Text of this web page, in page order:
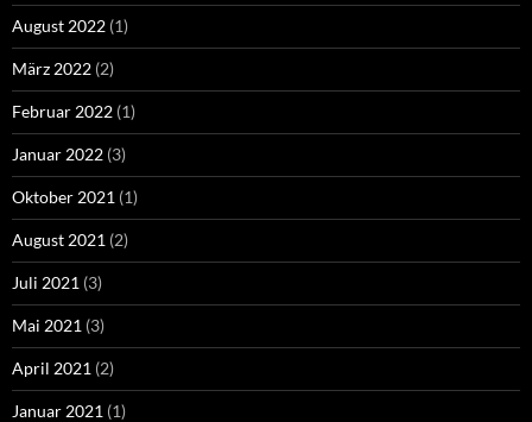
August 2022 (1)
März 2022 (2)
Februar 2022 (1)
Januar 2022 (3)
Oktober 2021 (1)
August 2021 (2)
Juli 2021 (3)
Mai 2021 (3)
April 2021 (2)
Januar 2021 (1)